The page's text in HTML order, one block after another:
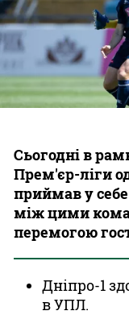
Сьогодні в
Прем'єр-ліги
приймав у
між цими
перемогою
Дніпро-1
в УПЛ.